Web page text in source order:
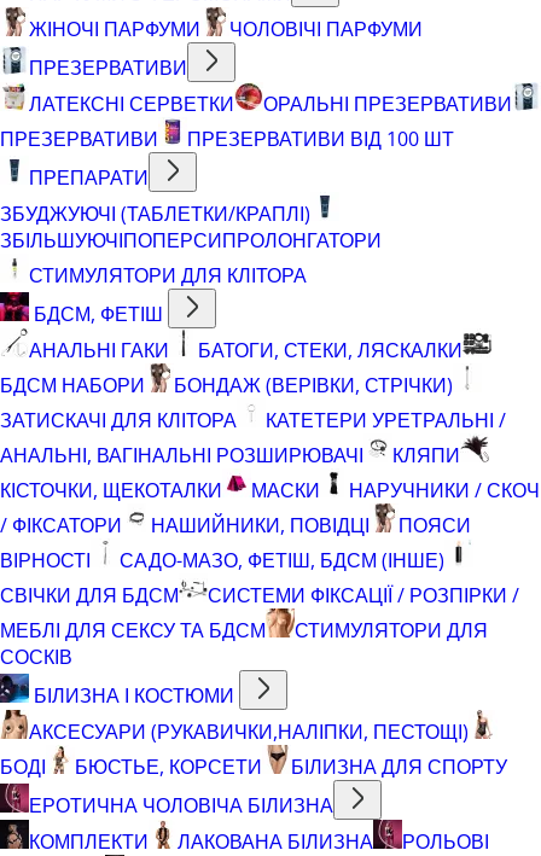
ЖІНОЧІ ПАРФУМИ
ЧОЛОВІЧІ ПАРФУМИ
ПРЕЗЕРВАТИВИ
ЛАТЕКСНІ СЕРВЕТКИ
ОРАЛЬНІ ПРЕЗЕРВАТИВИ
ПРЕЗЕРВАТИВИ
ПРЕЗЕРВАТИВИ ВІД 100 ШТ
ПРЕПАРАТИ
ЗБУДЖУЮЧІ (ТАБЛЕТКИ/КРАПЛІ)
ЗБІЛЬШУЮЧІПОПЕРСИПРОЛОНГАТОРИ
СТИМУЛЯТОРИ ДЛЯ КЛІТОРА
БДСМ, ФЕТІШ
АНАЛЬНІ ГАКИ
БАТОГИ, СТЕКИ, ЛЯСКАЛКИ
БДСМ НАБОРИ
БОНДАЖ (ВЕРІВКИ, СТРІЧКИ)
ЗАТИСКАЧІ ДЛЯ КЛІТОРА
КАТЕТЕРИ УРЕТРАЛЬНІ /
АНАЛЬНІ, ВАГІНАЛЬНІ РОЗШИРЮВАЧІ
КЛЯПИ
КІСТОЧКИ, ЩЕКОТАЛКИ
МАСКИ
НАРУЧНИКИ / СКОЧ
/ ФІКСАТОРИ
НАШИЙНИКИ, ПОВІДЦІ
ПОЯСИ
ВІРНОСТІ
САДО-МАЗО, ФЕТІШ, БДСМ (ІНШЕ)
СВІЧКИ ДЛЯ БДСМ
СИСТЕМИ ФІКСАЦІЇ / РОЗПІРКИ /
МЕБЛІ ДЛЯ СЕКСУ ТА БДСМ
СТИМУЛЯТОРИ ДЛЯ
СОСКІВ
БІЛИЗНА І КОСТЮМИ
АКСЕСУАРИ (РУКАВИЧКИ,НАЛІПКИ, ПЕСТОЩІ)
БОДІ
БЮСТЬЕ, КОРСЕТИ
БІЛИЗНА ДЛЯ СПОРТУ
ЕРОТИЧНА ЧОЛОВІЧА БІЛИЗНА
КОМПЛЕКТИ
ЛАКОВАНА БІЛИЗНА
РОЛЬОВІ